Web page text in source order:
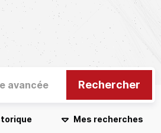
avancée Rechercher
Mes recherches